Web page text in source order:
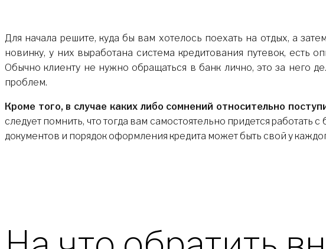
Для начала решите, куда бы вам хотелось поехать на отдых, а
новинку, у них выработана система кредитования путевок, есть
Обычно клиенту не нужно обращаться в банк лично, это за него
проблем.
Кроме того, в случае каких либо сомнений относительно
следует помнить, что тогда вам самостоятельно придется
документов и порядок оформления кредита может быть свой у